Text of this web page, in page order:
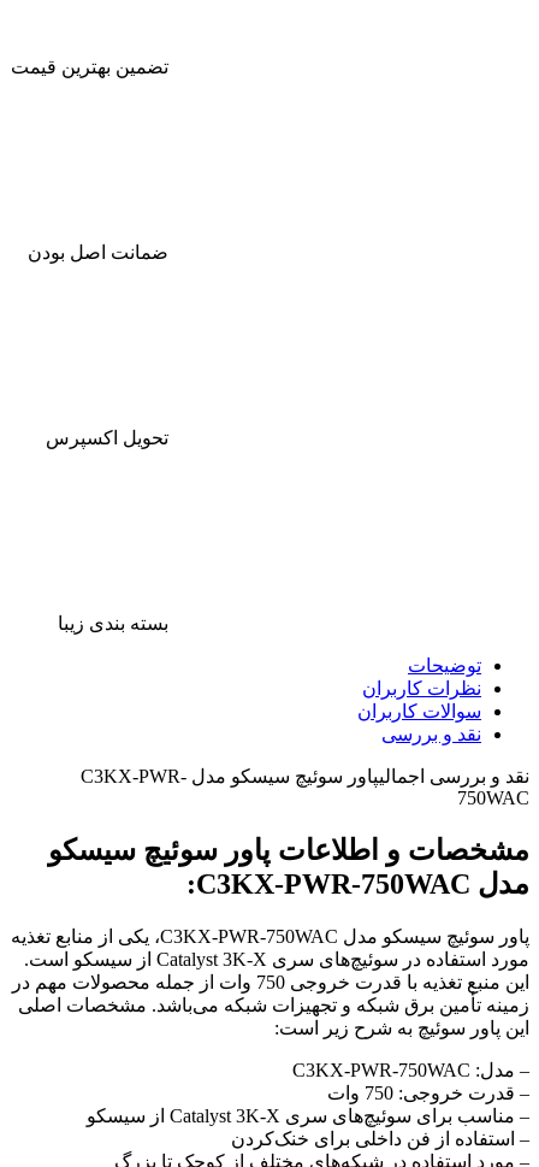
تضمین بهترین قیمت
ضمانت اصل بودن
تحویل اکسپرس
بسته بندی زیبا
توضیحات
نظرات کاربران
سوالات کاربران
نقد و بررسی
نقد و بررسی اجمالی
پاور سوئیچ سیسکو مدل C3KX-PWR-
750WAC
مشخصات و اطلاعات پاور سوئیچ سیسکو
مدل C3KX-PWR-750WAC:
پاور سوئیچ سیسکو مدل C3KX-PWR-750WAC، یکی از منابع تغذیه
مورد استفاده در سوئیچ‌های سری Catalyst 3K-X از سیسکو است.
این منبع تغذیه با قدرت خروجی 750 وات از جمله محصولات مهم در
زمینه تأمین برق شبکه و تجهیزات شبکه می‌باشد. مشخصات اصلی
این پاور سوئیچ به شرح زیر است:
– مدل: C3KX-PWR-750WAC
– قدرت خروجی: 750 وات
– مناسب برای سوئیچ‌های سری Catalyst 3K-X از سیسکو
– استفاده از فن داخلی برای خنک‌کردن
– مورد استفاده در شبکه‌های مختلف از کوچک تا بزرگ